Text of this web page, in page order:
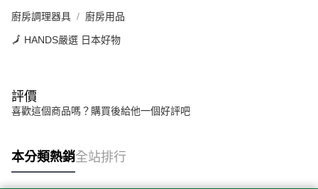
廚房調理器具 廚房用品
🗾 HANDS嚴選 日本好物
評價
喜歡這個商品嗎？購買後給他一個好評吧
本分類熱銷全站排行